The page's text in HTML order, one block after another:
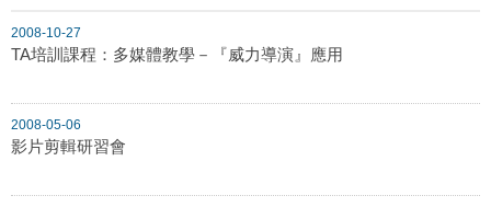
2008-10-27
TA培訓課程：多媒體教學－『威力導演』應用
2008-05-06
影片剪輯研習會